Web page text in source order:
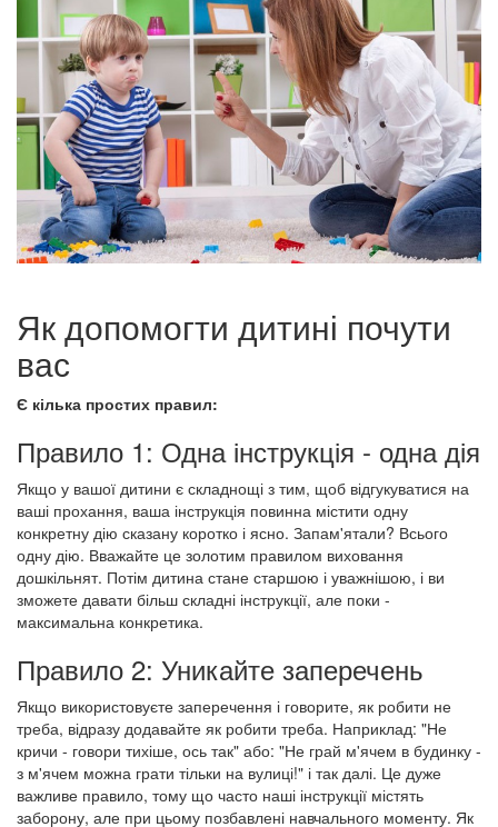
Як допомогти дитині почути
вас
Є кілька простих правил:
Правило 1: Одна інструкція - одна дія
Якщо у вашої дитини є складнощі з тим, щоб відгукуватися на
ваші прохання, ваша інструкція повинна містити одну
конкретну дію сказану коротко і ясно. Запам'ятали? Всього
одну дію. Вважайте це золотим правилом виховання
дошкільнят. Потім дитина стане старшою і уважнішою, і ви
зможете давати більш складні інструкції, але поки -
максимальна конкретика.
Правило 2: Уникайте заперечень
Якщо використовуєте заперечення і говорите, як робити не
треба, відразу додавайте як робити треба. Наприклад: "Не
кричи - говори тихіше, ось так" або: "Не грай м'ячем в будинку -
з м'ячем можна грати тільки на вулиці!" і так далі. Це дуже
важливе правило, тому що часто наші інструкції містять
заборону, але при цьому позбавлені навчального моменту. Як